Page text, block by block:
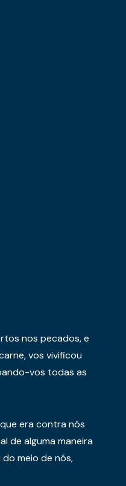
nos pecados, e
vos vivificou
vos todas as
era contra nós
de alguma maneira
meio de nós,